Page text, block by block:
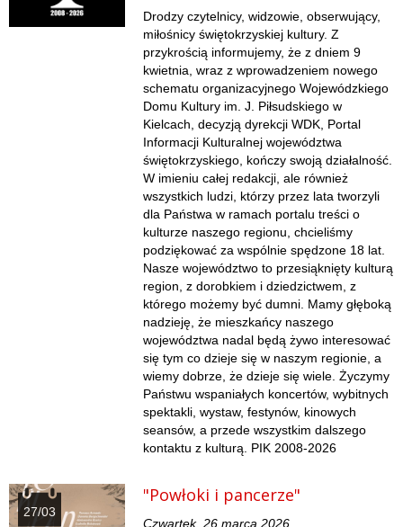
Drodzy czytelnicy, widzowie, obserwujący,
miłośnicy świętokrzyskiej kultury. Z
przykrością informujemy, że z dniem 9
kwietnia, wraz z wprowadzeniem nowego
schematu organizacyjnego Wojewódzkiego
Domu Kultury im. J. Piłsudskiego w
Kielcach, decyzją dyrekcji WDK, Portal
Informacji Kulturalnej województwa
świętokrzyskiego, kończy swoją działalność.
W imieniu całej redakcji, ale również
wszystkich ludzi, którzy przez lata tworzyli
dla Państwa w ramach portalu treści o
kulturze naszego regionu, chcieliśmy
podziękować za wspólnie spędzone 18 lat.
Nasze województwo to przesiąknięty kulturą
region, z dorobkiem i dziedzictwem, z
którego możemy być dumni. Mamy głęboką
nadzieję, że mieszkańcy naszego
województwa nadal będą żywo interesować
się tym co dzieje się w naszym regionie, a
wiemy dobrze, że dzieje się wiele. Życzymy
Państwu wspaniałych koncertów, wybitnych
spektakli, wystaw, festynów, kinowych
seansów, a przede wszystkim dalszego
kontaktu z kulturą. PIK 2008-2026
27/03
"Powłoki i pancerze"
Czwartek, 26 marca 2026